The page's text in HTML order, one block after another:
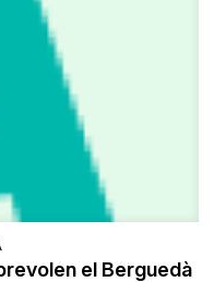
el Berguedà